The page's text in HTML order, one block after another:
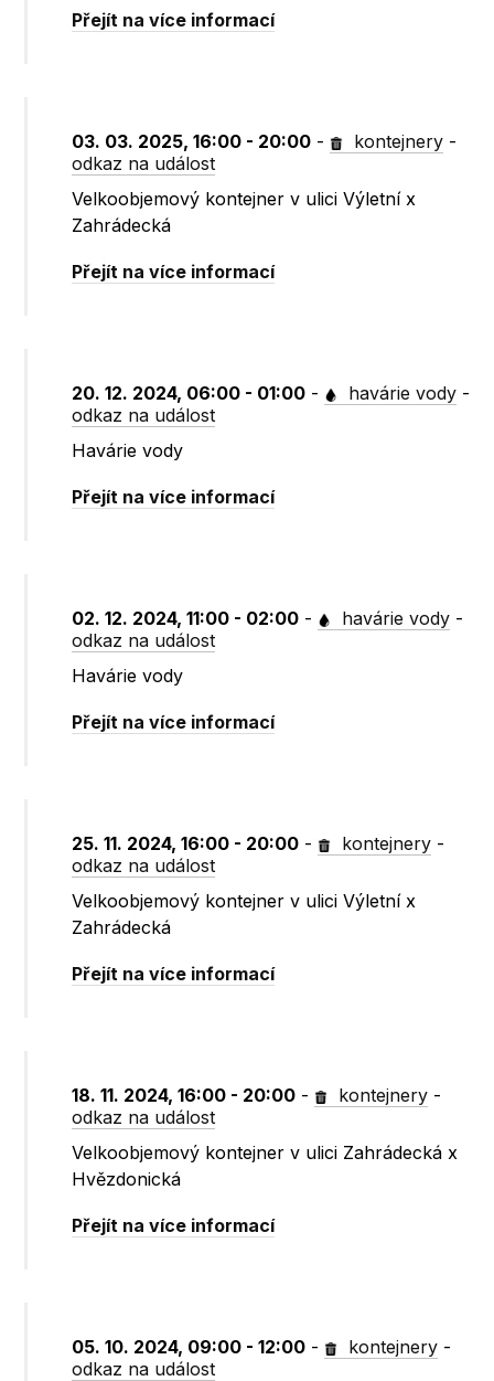
Přejít na více informací
03. 03. 2025, 16:00 - 20:00 - kontejnery -
odkaz na událost
Velkoobjemový kontejner v ulici Výletní x
Zahrádecká
Přejít na více informací
20. 12. 2024, 06:00 - 01:00 - havárie vody -
odkaz na událost
Havárie vody
Přejít na více informací
02. 12. 2024, 11:00 - 02:00 - havárie vody -
odkaz na událost
Havárie vody
Přejít na více informací
25. 11. 2024, 16:00 - 20:00 - kontejnery -
odkaz na událost
Velkoobjemový kontejner v ulici Výletní x
Zahrádecká
Přejít na více informací
18. 11. 2024, 16:00 - 20:00 - kontejnery -
odkaz na událost
Velkoobjemový kontejner v ulici Zahrádecká x
Hvězdonická
Přejít na více informací
05. 10. 2024, 09:00 - 12:00 - kontejnery -
odkaz na událost